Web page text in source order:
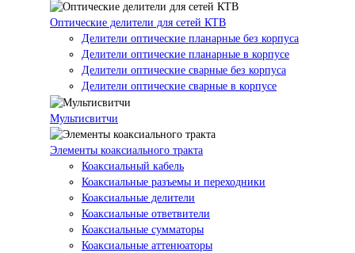
Оптические делители для сетей КТВ
Делители оптические планарные без корпуса
Делители оптические планарные в корпусе
Делители оптические сварные без корпуса
Делители оптические сварные в корпусе
Мультисвитчи
Элементы коаксиального тракта
Коаксиальный кабель
Коаксиальные разъемы и переходники
Коаксиальные делители
Коаксиальные ответвители
Коаксиальные сумматоры
Коаксиальные аттенюаторы